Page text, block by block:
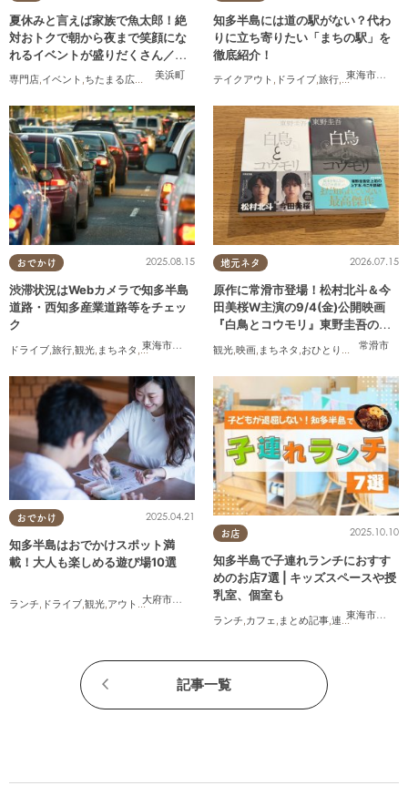
美浜町
夏休みと言えば家族で魚太郎！絶
対おトクで朝から夜まで笑顔にな
れるイベントが盛りだくさん／ち
たまる広告
専門店,イベント ,ちたまる広告 家族 東海市武豊
知多半島には道の駅がない？代わ
りに立ち寄りたい「まちの駅」を
徹底紹介！
テイクアウト , ドライブ,旅行,観光,自然
おでかけ
東海市大府市 知多市,東浦町 ,常滑市 ,南知多町
2025.08.15
渋滞状況はWebカメラで知多半島
道路・西知多産業道路等をチェッ
ク
ドライブ,旅行,観光, まちネタ ,渋滞
地元ネタ
常滑市
2026.07.15
原作に常滑市登場！松村北斗＆今
田美桜W主演の9/4(金)公開映画
『白鳥とコウモリ』東野圭吾の原
作小説を読んでみた
観光,映画, まちネタ ,おひとりさま
おでかけ
大府市
,東浦町 半田市,常滑市,美浜町
2025.04.21
知多半島はおでかけスポット満
載！大人も楽しめる遊び場10選
ランチ, ドライブ,観光,アウトドア , 親子, カップル,友人
お店
東海市
,大府
2025.10.10
知多半島で子連れランチにおすす
めのお店7選 | キッズスペースや授
乳室、個室も
ランチ,カフェ, まとめ記事,連載 ,親子 個室
記事一覧